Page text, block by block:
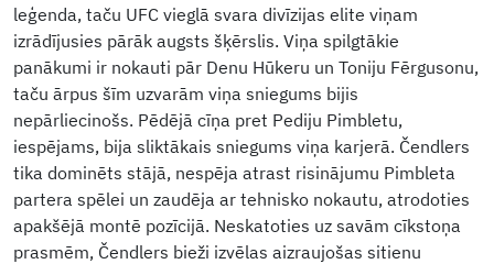
leģenda, taču UFC vieglā svara divīzijas elite viņam
izrādījusies pārāk augsts šķērslis. Viņa spilgtākie
panākumi ir nokauti pār Denu Hūkeru un Toniju Fērgusonu,
taču ārpus šīm uzvarām viņa sniegums bijis
nepārliecinošs. Pēdējā cīņa pret Pediju Pimbletu,
iespējams, bija sliktākais sniegums viņa karjerā. Čendlers
tika dominēts stājā, nespēja atrast risinājumu Pimbleta
partera spēlei un zaudēja ar tehnisko nokautu, atrodoties
apakšējā montē pozīcijā. Neskatoties uz savām cīkstoņa
prasmēm, Čendlers bieži izvēlas aizraujošas sitienu